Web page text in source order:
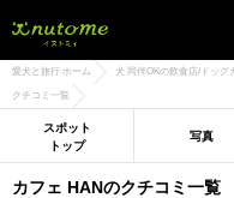
愛犬と旅行 ホーム 犬 同伴OKの飲食店/ドッグ
クチコミ一覧
スポット
トップ
写真
カフェ HANのクチコミ一覧